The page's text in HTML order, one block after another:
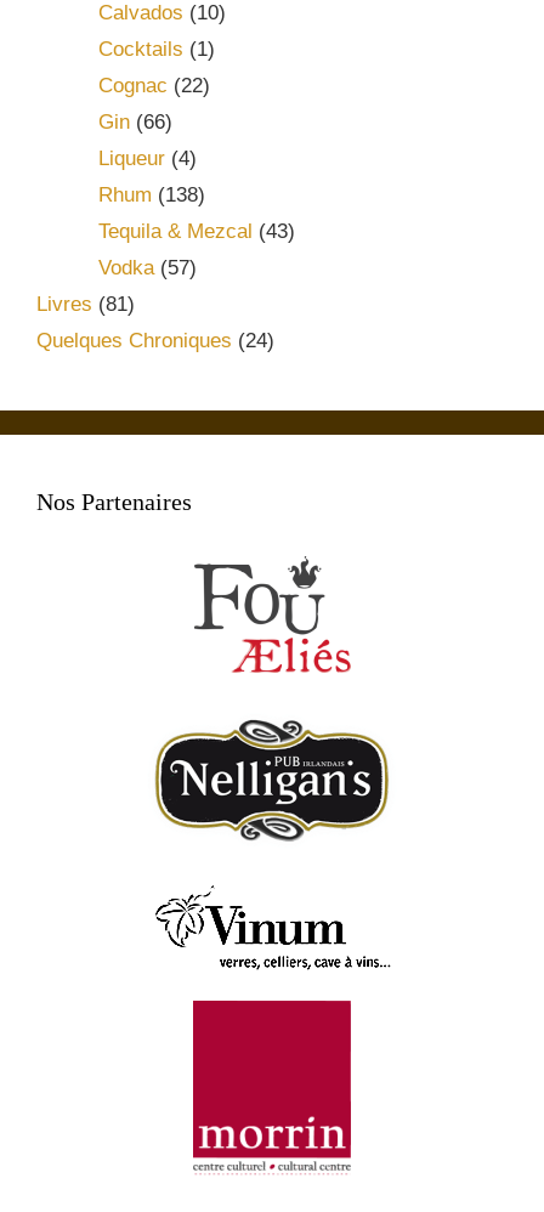
Calvados (10)
Cocktails (1)
Cognac (22)
Gin (66)
Liqueur (4)
Rhum (138)
Tequila & Mezcal (43)
Vodka(57)
Livres (81)
Quelques Chroniques (24)
Nos Partenaires